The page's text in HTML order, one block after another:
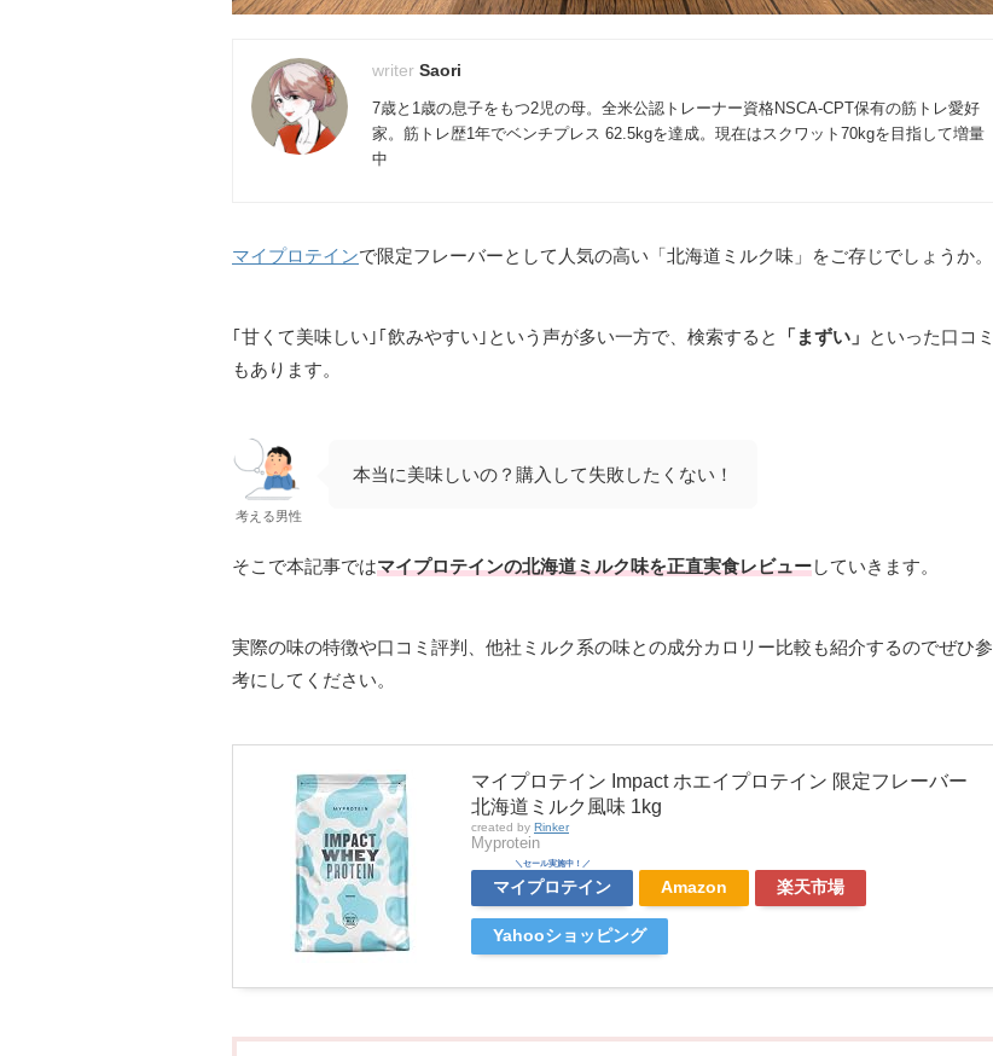
Saori
7歳と1歳の息子をもつ2児の母。全米公認トレーナー資格NSCA-CPT保有の筋トレ愛好
家。筋トレ歴1年でベンチプレス 62.5kgを達成。現在はスクワット70kgを目指して増量
中
マイプロテインで限定フレーバーとして人気の高い「北海道ミルク味」をご存じでしょうか。
｢甘くて美味しい｣｢飲みやすい｣という声が多い一方で、検索すると 「まずい」 といった口コミ
もあります。
考える男性
本当に美味しいの？購入して失敗したくない！
そこで本記事ではマイプロテインの北海道ミルク味を正直実食レビューしていきます。
実際の味の特徴や口コミ評判、他社ミルク系の味との成分カロリー比較も紹介するのでぜひ参
考にしてください。
マイプロテイン Impact ホエイプロテイン 限定フレーバー
北海道ミルク風味 1kg
created by Rinker
Myprotein
マイプロテイン Amazon 楽天市場
Yahooショッピング